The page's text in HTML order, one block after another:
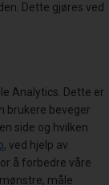
Dette gjøres ved
Analytics. Dette er
brukere beveger
side og hvilken
, ved hjelp av
å forbedre våre
måle